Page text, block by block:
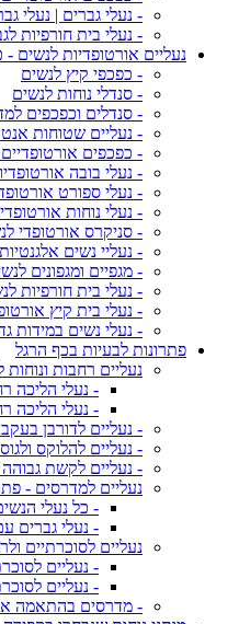
- נעלי גברים | נעלי
- נעלי בית חורפיות
נעליים אורטופדיות לנשים -
- כפכפי קיץ לנשים
- סנדלי נוחות לנשים
- סנדלים וכפכפים
- נעליים שטוחות
- כפכפים
- נעלי בובה
- נעלי ספורט
- נעלי נוחות
- סניקרס אורטופדי
- נעליי נשים
- מגפיים ומגפונים
- נעלי בית חורפיות
- נעלי בית קיץ
- נעלי נשים במידות
פתרונות לבעיות בכף הרגל
נעליים רחבות ונוחות
- נעלי הליכה
- נעלי הליכה
- נעליים לדורבן
- נעליים להלוקס
- נעליים לקשת גבוהה
נעליים למדרסים -
- כל נעלי
- נעלי גברים
נעליים לסוכרתיים
- נעליים
- נעליים
- מדרסים בהתאמה